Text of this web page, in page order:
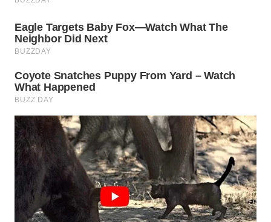
WN
WN
WN
KEPULAUAN
SERIBU
WN
TANGERANG